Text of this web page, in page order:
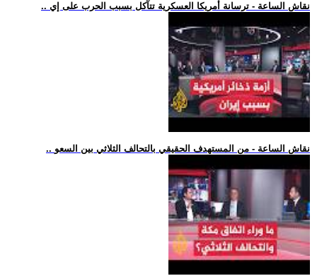
.. نقاش الساعة - ترسانة أمريكا العسكرية تتآكل بسبب الحرب على إي
.. نقاش الساعة - من المستهدف الحقيقي بالتحالف الثلاثي بين السعو